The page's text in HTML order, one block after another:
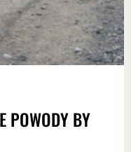
POWODY BY